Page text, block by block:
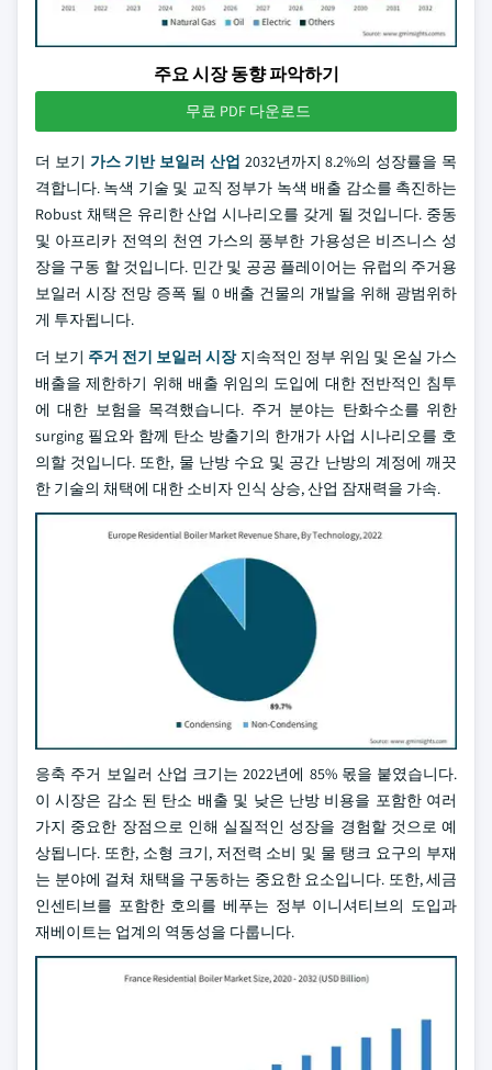
주요 시장 동향 파악하기
무료 PDF 다운로드
더 보기 가스 기반 보일러 산업 2032년까지 8.2%의 성장률을 목
격합니다. 녹색 기술 및 교직 정부가 녹색 배출 감소를 촉진하는
Robust 채택은 유리한 산업 시나리오를 갖게 될 것입니다. 중동
및 아프리카 전역의 천연 가스의 풍부한 가용성은 비즈니스 성
장을 구동 할 것입니다. 민간 및 공공 플레이어는 유럽의 주거용
보일러 시장 전망 증폭 될 0 배출 건물의 개발을 위해 광범위하
게 투자됩니다.
더 보기 주거 전기 보일러 시장지속적인 정부 위임 및 온실 가스
배출을 제한하기 위해 배출 위임의 도입에 대한 전반적인 침투
에 대한 보험을 목격했습니다. 주거 분야는 탄화수소를 위한
surging 필요와 함께 탄소 방출기의 한개가 사업 시나리오를 호
의할 것입니다. 또한, 물 난방 수요 및 공간 난방의 계정에 깨끗
한 기술의 채택에 대한 소비자 인식 상승, 산업 잠재력을 가속.
응축 주거 보일러 산업 크기는 2022년에 85% 몫을 붙였습니다.
이 시장은 감소 된 탄소 배출 및 낮은 난방 비용을 포함한 여러
가지 중요한 장점으로 인해 실질적인 성장을 경험할 것으로 예
상됩니다. 또한, 소형 크기, 저전력 소비 및 물 탱크 요구의 부재
는 분야에 걸쳐 채택을 구동하는 중요한 요소입니다. 또한, 세금
인센티브를 포함한 호의를 베푸는 정부 이니셔티브의 도입과
재베이트는 업계의 역동성을 다룹니다.